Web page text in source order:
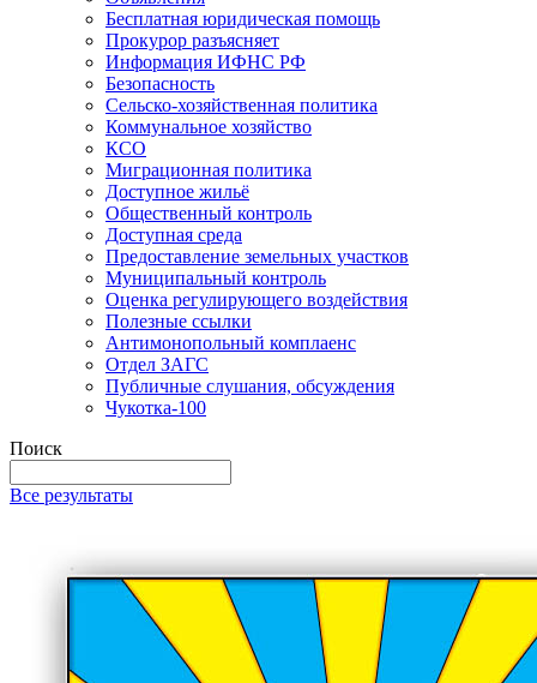
Бесплатная юридическая помощь
Прокурор разъясняет
Информация ИФНС РФ
Безопасность
Сельско-хозяйственная политика
Коммунальное хозяйство
КСО
Миграционная политика
Доступное жильё
Общественный контроль
Доступная среда
Предоставление земельных участков
Муниципальный контроль
Оценка регулирующего воздействия
Полезные ссылки
Антимонопольный комплаенс
Отдел ЗАГС
Публичные слушания, обсуждения
Чукотка-100
Поиск
Все результаты